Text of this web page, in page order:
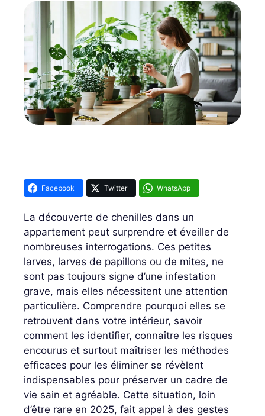
Facebook Twitter WhatsApp
La découverte de chenilles dans un
appartement peut surprendre et éveiller de
nombreuses interrogations. Ces petites
larves, larves de papillons ou de mites, ne
sont pas toujours signe d’une infestation
grave, mais elles nécessitent une attention
particulière. Comprendre pourquoi elles se
retrouvent dans votre intérieur, savoir
comment les identifier, connaître les risques
encourus et surtout maîtriser les méthodes
efficaces pour les éliminer se révèlent
indispensables pour préserver un cadre de
vie sain et agréable. Cette situation, loin
d’être rare en 2025, fait appel à des gestes